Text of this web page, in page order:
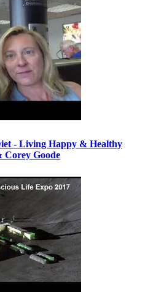
- Living Happy & Healthy
Corey Goode